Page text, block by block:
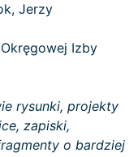
Jerzy
Izby
rysunki, projekty
zapiski,
o bardziej